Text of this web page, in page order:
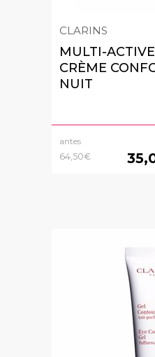
CLARINS
MULTI-ACTIVE
CRÈME
NUIT
antes
64,50€